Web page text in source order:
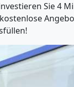
Sie 4